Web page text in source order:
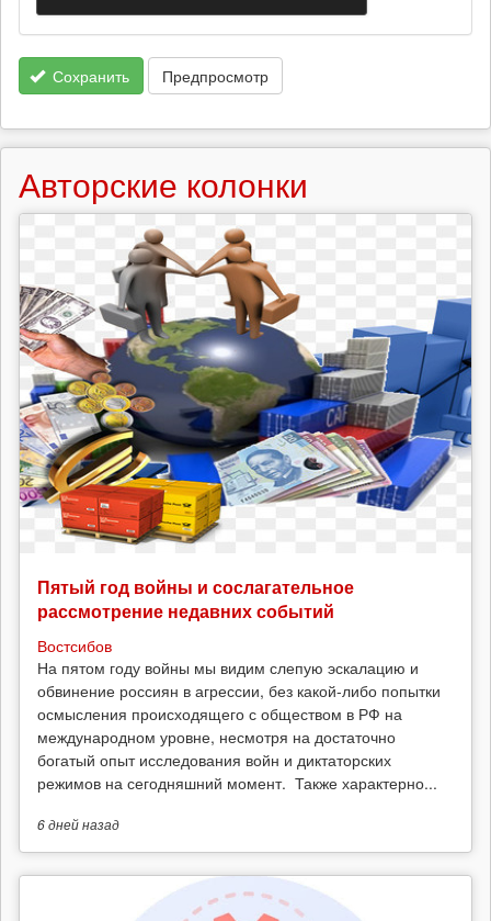
Сохранить Предпросмотр
Авторские колонки
Пятый год войны и сослагательное
рассмотрение недавних событий
Востсибов
На пятом году войны мы видим слепую эскалацию и
обвинение россиян в агрессии, без какой-либо попытки
осмысления происходящего с обществом в РФ на
международном уровне, несмотря на достаточно
богатый опыт исследования войн и диктаторских
режимов на сегодняшний момент. Также характерно...
6 днейназад